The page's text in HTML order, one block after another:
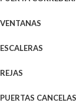
VENTANAS
ESCALERAS
REJAS
PUERTAS CANCELAS